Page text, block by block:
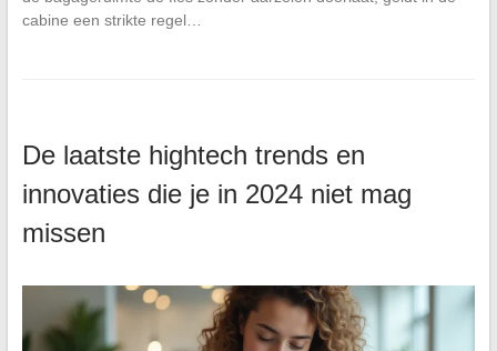
cabine een strikte regel…
De laatste hightech trends en
innovaties die je in 2024 niet mag
missen